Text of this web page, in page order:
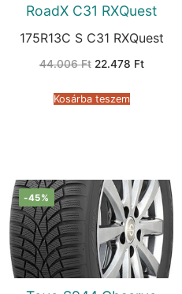
RoadX C31 RXQuest
175R13C S C31 RXQuest
44.006Ft Original
44.006 Ft.
22.478 FtCurrent
Kosárba teszem
-45%